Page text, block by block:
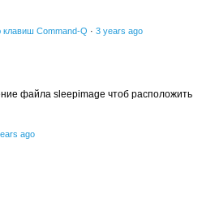
клавиш Command-Q · 3 years ago
файла sleepimage чтоб расположить
ago